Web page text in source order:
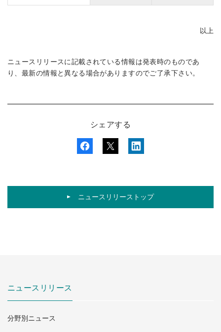
以上
ニュースリリースに記載されている情報は発表時のものであ
り、最新の情報と異なる場合がありますのでご了承下さい。
シェアする
ニュースリリーストップ
ニュースリリース
分野別ニュース